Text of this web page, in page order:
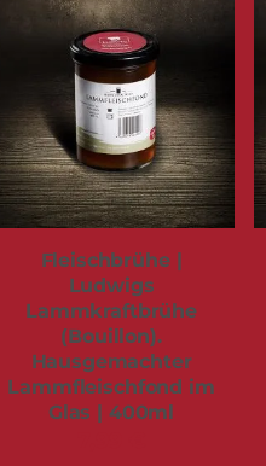
Fleischbrühe |
Ludwigs
Lammkraftbrühe
(Bouillon).
Hausgemachter
Lammfleischfond im
Glas | 400ml